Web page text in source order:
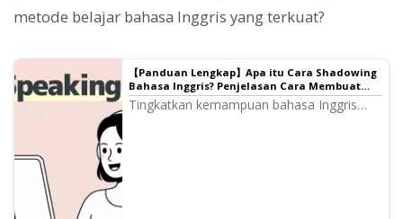
metode belajar bahasa Inggris yang terkuat?
【Panduan Lengkap】Apa itu Cara Shadowing
Bahasa Inggris? Penjelasan Cara Membuat
Materi Gratis!
Tingkatkan kemampuan bahasa Inggris